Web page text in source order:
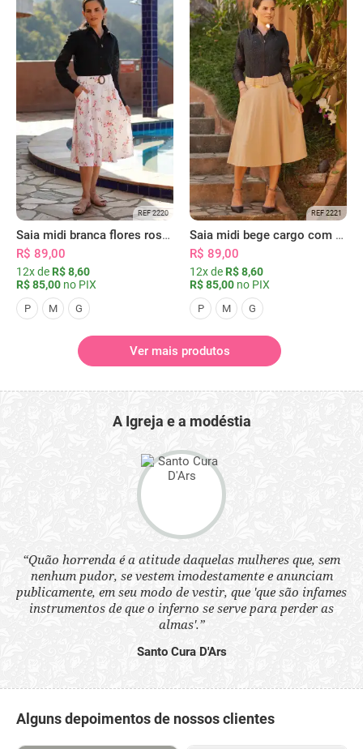
REF 2220
Saia midi branca flores rosas com bolsos
R$ 89,00
12x de R$ 8,60
R$ 85,00 no PIX
P M G
REF 2221
Saia midi bege cargo com bolsos
R$ 89,00
12x de R$ 8,60
R$ 85,00 no PIX
P M G
Ver mais produtos
A Igreja e a modéstia
“Quão horrenda é a atitude daquelas mulheres que, sem
nenhum pudor, se vestem imodestamente e anunciam
publicamente, em seu modo de vestir, que 'que são infames
instrumentos de que o inferno se serve para perder as
almas'.”
Santo Cura D'Ars
Alguns depoimentos de nossos clientes